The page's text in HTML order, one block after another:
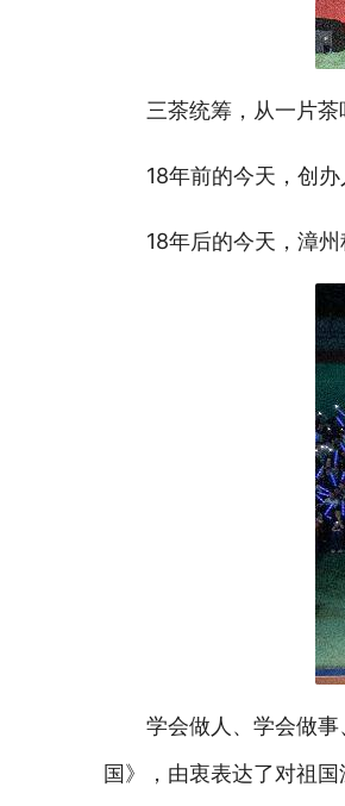
三茶统筹，从一片
18年前的今天，创
18年后的今天，漳
学会做人、学会做
国》，由衷表达了对祖